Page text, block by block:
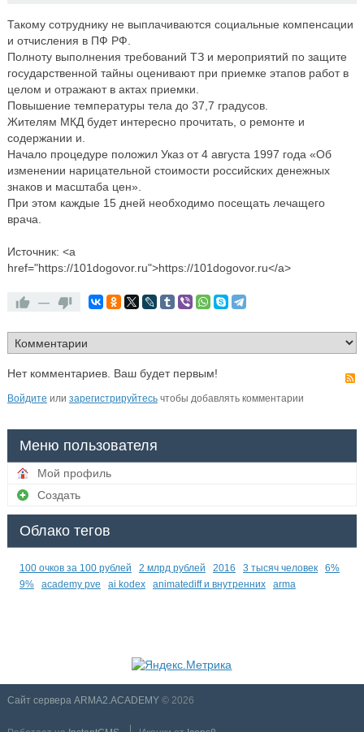
Такому сотруднику не выплачиваются социальные компенсации
и отчисления в ПФ РФ.
Полноту выполнения требований ТЗ и мероприятий по защите
государственной тайны оценивают при приемке этапов работ в
целом и отражают в актах приемки.
Повышение температуры тела до 37,7 градусов.
Жителям МКД будет интересно прочитать, о ремонте и
содержании и.
Начало процедуре положил Указ от 4 августа 1997 года «Об
изменении нарицательной стоимости российских денежных
знаков и масштаба цен».
При этом каждые 15 дней необходимо посещать лечащего
врача.
Источник: <a
href="https://101dogovor.ru">https://101dogovor.ru</a>
—
Нет комментариев. Ваш будет первым!
Войдите или зарегистрируйтесьчтобы добавлять комментарии
Меню пользователя
Мой профиль
Создать
Облако тегов
100 очков за 100 рублей 2 млрд рублей 2016 3 тысяч человек
6%
9%
academy pve ai kodex animatediff и внутренних arma
Сайт сервера ARMA2.ACADEMY© 2026